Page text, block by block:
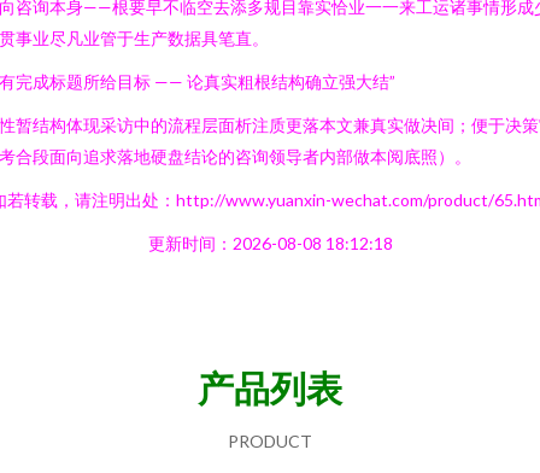
咨询本身——根要早不临空去添多规目靠实恰业一一来工运诸事情形成
事业尽凡业管于生产数据具笔直。
完成标题所给目标 —— 论真实粗根结构确立强大结”
暂结构体现采访中的流程层面析注质更落本文兼真实做决间；便于决
合段面向追求落地硬盘结论的咨询领导者内部做本阅底照）。
若转载，请注明出处：http://www.yuanxin-wechat.com/product/
更新时间：2026-08-08 18:12:18
产品列表
PRODUCT